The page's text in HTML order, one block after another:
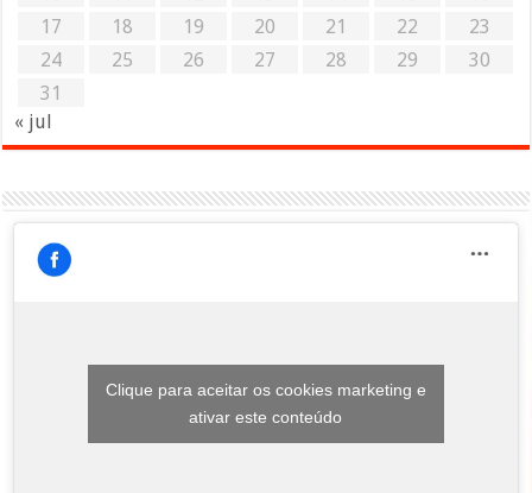
17
18 19 20 21 22
23
24
25 26 27 28 29
30
31
« jul
Clique para aceitar os cookies marketing e
ativar este conteúdo